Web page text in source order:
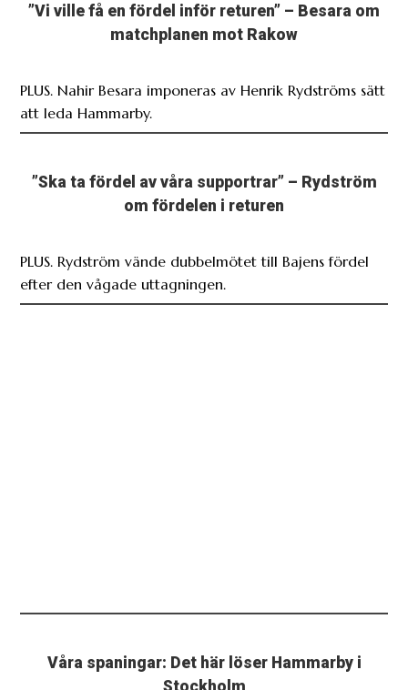
”Vi ville få en fördel inför returen” – Besara om
matchplanen mot Rakow
PLUS. Nahir Besara imponeras av Henrik Rydströms sätt
att leda Hammarby.
”Ska ta fördel av våra supportrar” – Rydström
om fördelen i returen
PLUS. Rydström vände dubbelmötet till Bajens fördel
efter den vågade uttagningen.
Våra spaningar: Det här löser Hammarby i
Stockholm